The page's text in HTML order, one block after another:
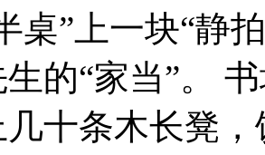
桌”上一块“静
的“家当”。
十条木长凳